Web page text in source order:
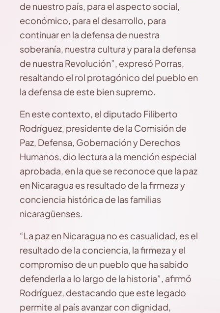
de nuestro país, para el aspecto social,
económico, para el desarrollo, para
continuar en la defensa de nuestra
soberanía, nuestra cultura y para la defensa
de nuestra Revolución”, expresó Porras,
resaltando el rol protagónico del pueblo en
la defensa de este bien supremo.
En este contexto, el diputado Filiberto
Rodríguez, presidente de la Comisión de
Paz, Defensa, Gobernación y Derechos
Humanos, dio lectura a la mención especial
aprobada, en la que se reconoce que la paz
en Nicaragua es resultado de la firmeza y
conciencia histórica de las familias
nicaragüenses.
“La paz en Nicaragua no es casualidad, es el
resultado de la conciencia, la firmeza y el
compromiso de un pueblo que ha sabido
defenderla a lo largo de la historia”, afirmó
Rodríguez, destacando que este legado
permite al país avanzar con dignidad,